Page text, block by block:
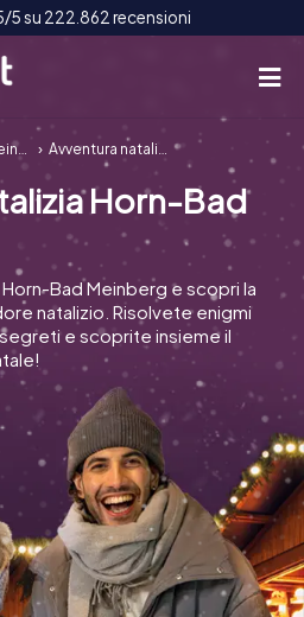
5 su 222.862 recensioni
CH
UK
Biglietti
Avventura natalizia Horn-Bad Meinberg
Horn-Bad
Horn-Bad Meinberg e scopri la
natalizio. Risolvete enigmi
e scoprite insieme il